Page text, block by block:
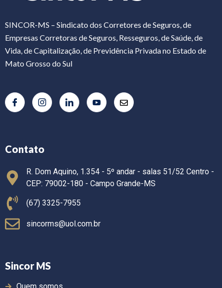
SINCOR-MS – Sindicato dos Corretores de Seguros, de
Empresas Corretoras de Seguros, Resseguros, de Saúde, de
Vida, de Capitalização, de Previdência Privada no Estado de
Mato Grosso do Sul
Contato
R. Dom Aquino, 1.354 - 5º andar - salas 51/52 Centro -
CEP: 79002-180 - Campo Grande-MS
(67) 3325-7955
sincorms@uol.com.br
Sincor MS